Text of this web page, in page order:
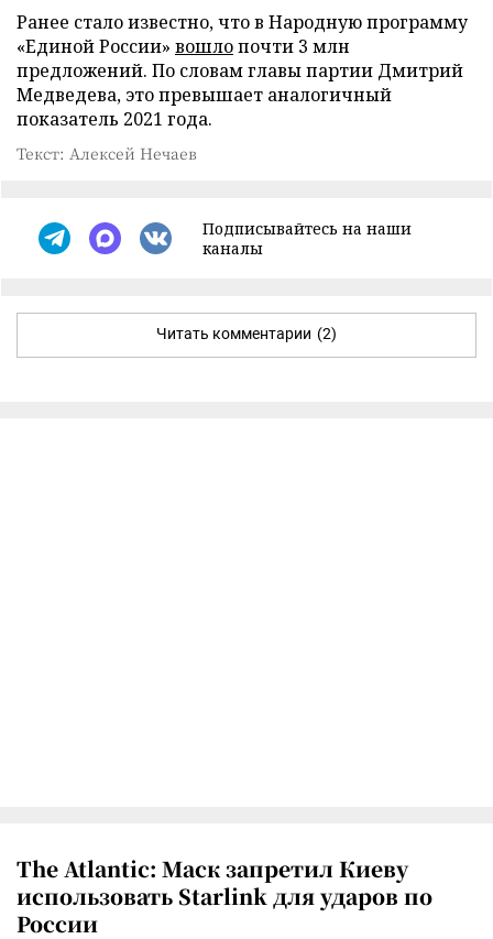
Ранее стало известно, что в Народную программу
«Единой России» вошлопочти 3 млн
предложений. По словам главы партии Дмитрий
Медведева, это превышает аналогичный
показатель 2021 года.
Текст: Алексей Нечаев
Подписывайтесь на наши
каналы
Читать комментарии (2)
The Atlantic: Маск запретил Киеву
использовать Starlink для ударов по
России